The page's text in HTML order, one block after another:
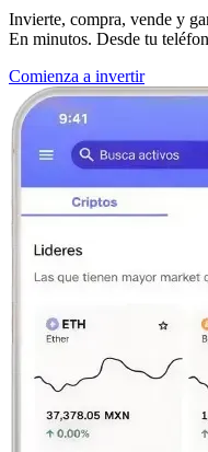
Invierte, compra, vende y
En minutos. Desde tu
Comienza a invertir